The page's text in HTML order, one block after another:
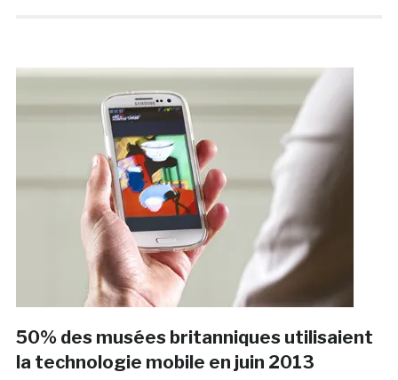
50% des musées britanniques utilisaient
la technologie mobile en juin 2013